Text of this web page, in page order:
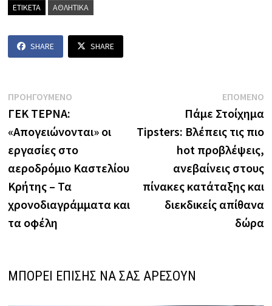
ΕΤΙΚΕΤΑ ΑΘΛΗΤΙΚΑ
SHARE SHARE
Πλοήγηση
άρθρων
ΠΡΟΗΓΟΥΜΕΝΟ
ΓΕΚ ΤΕΡΝΑ:
«Απογειώνονται» οι
εργασίες στο
αεροδρόμιο Καστελίου
Κρήτης – Τα
χρονοδιαγράμματα και
τα οφέλη
ΕΠΟΜΕΝΟ
Πάμε Στοίχημα
Tipsters: Βλέπεις τις πιο
hot προβλέψεις,
ανεβαίνεις στους
πίνακες κατάταξης και
διεκδικείς απίθανα
δώρα
ΜΠΟΡΕΙ ΕΠΙΣΗΣ ΝΑ ΣΑΣ ΑΡΕΣΟΥΝ